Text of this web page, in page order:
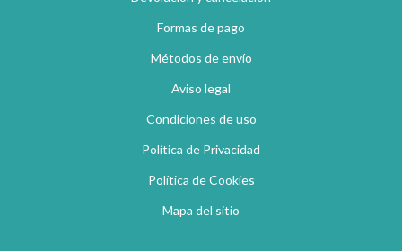
Formas de pago
Métodos de envío
Aviso legal
Condiciones de uso
Política de Privacidad
Política de Cookies
Mapa del sitio